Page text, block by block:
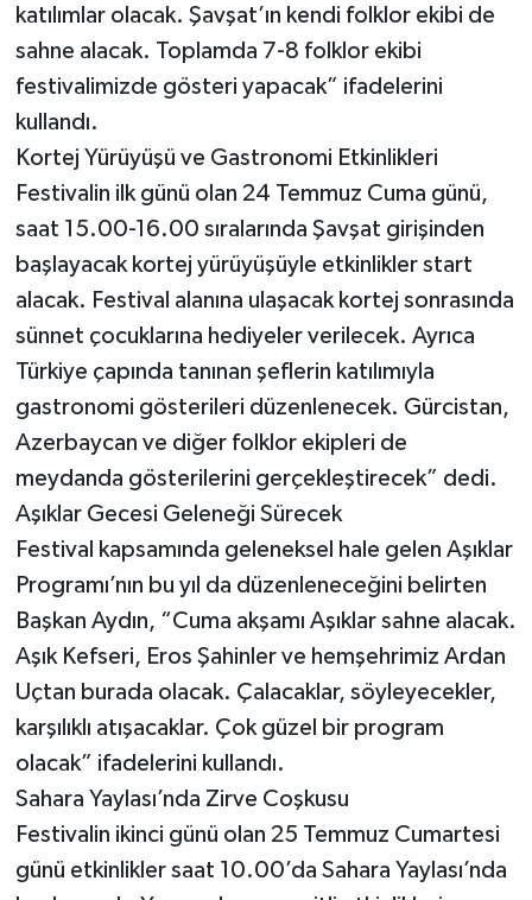
katılımlar olacak. Şavşat’ın kendi folklor ekibi de
sahne alacak. Toplamda 7-8 folklor ekibi
festivalimizde gösteri yapacak” ifadelerini
kullandı.
Kortej Yürüyüşü ve Gastronomi Etkinlikleri
Festivalin ilk günü olan 24 Temmuz Cuma günü,
saat 15.00-16.00 sıralarında Şavşat girişinden
başlayacak kortej yürüyüşüyle etkinlikler start
alacak. Festival alanına ulaşacak kortej sonrasında
sünnet çocuklarına hediyeler verilecek. Ayrıca
Türkiye çapında tanınan şeflerin katılımıyla
gastronomi gösterileri düzenlenecek. Gürcistan,
Azerbaycan ve diğer folklor ekipleri de
meydanda gösterilerini gerçekleştirecek” dedi.
Aşıklar Gecesi Geleneği Sürecek
Festival kapsamında geleneksel hale gelen Aşıklar
Programı’nın bu yıl da düzenleneceğini belirten
Başkan Aydın, “Cuma akşamı Aşıklar sahne alacak.
Aşık Kefseri, Eros Şahinler ve hemşehrimiz Ardan
Uçtan burada olacak. Çalacaklar, söyleyecekler,
karşılıklı atışacaklar. Çok güzel bir program
olacak” ifadelerini kullandı.
Sahara Yaylası’nda Zirve Coşkusu
Festivalin ikinci günü olan 25 Temmuz Cumartesi
günü etkinlikler saat 10.00’da Sahara Yaylası’nda